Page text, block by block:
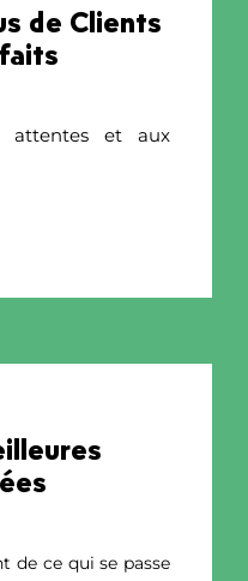
de Clients
attentes et aux
de ce qui se passe